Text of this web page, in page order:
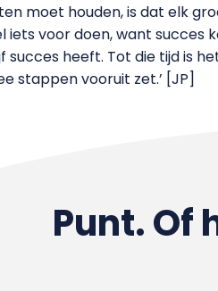
moet houden, is dat elk
iets voor doen, want
succes heeft. Tot die tijd is
stappen vooruit zet.’ [JP]
Punt. Of